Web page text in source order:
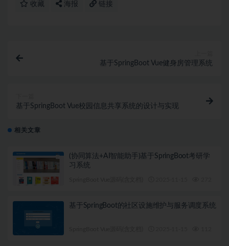
收藏 海报 链接
基于SpringBoot Vue健身房管理系统
基于SpringBoot Vue校园信息共享系统的设计与实现
相关文章
(协同算法+AI智能助手)基于SpringBoot考研学
习系统
基于SpringBoot的社区设施维护与服务调度系统